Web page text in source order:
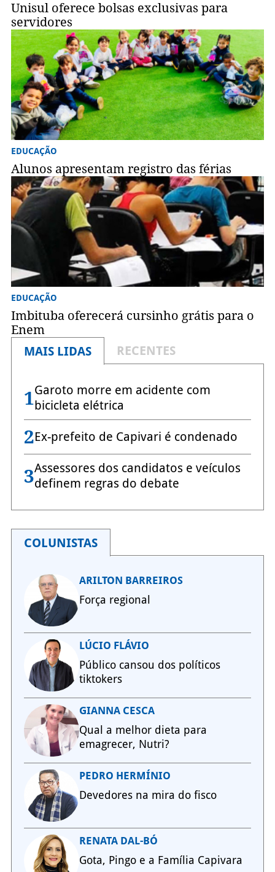
Unisul oferece bolsas exclusivas para
servidores
EDUCAÇÃO
Alunos apresentam registro das férias
EDUCAÇÃO
Imbituba oferecerá cursinho grátis para o
Enem
MAIS LIDAS
RECENTES
1Garoto morre em acidente com
bicicleta elétrica
2Ex-prefeito de Capivari é condenado
3Assessores dos candidatos e veículos
definem regras do debate
COLUNISTAS
ARILTON BARREIROS
Força regional
LÚCIO FLÁVIO
Público cansou dos políticos
tiktokers
GIANNA CESCA
Qual a melhor dieta para
emagrecer, Nutri?
PEDRO HERMÍNIO
Devedores na mira do fisco
RENATA DAL-BÓ
Gota, Pingo e a Família Capivara